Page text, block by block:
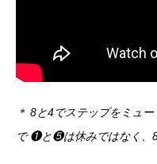
＊ 8と4でステップをミュ
で ❶と❺は休みではなく、